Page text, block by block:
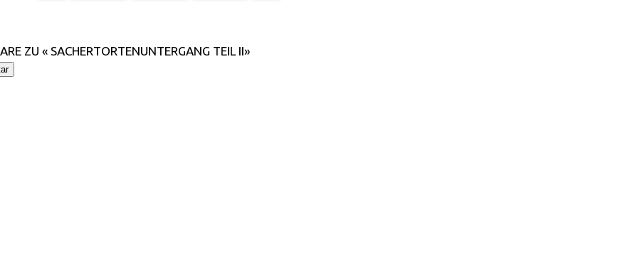
ZU « SACHERTORTENUNTERGANG TEIL II»